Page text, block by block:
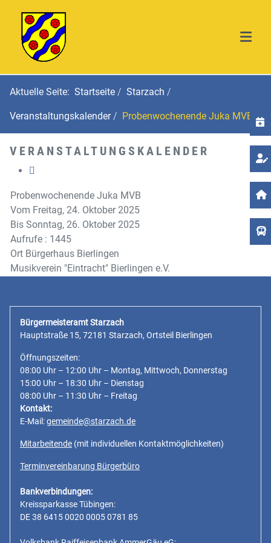
Aktuelle Seite: Startseite Starzach
Veranstaltungskalender Probenwochenende Juka MVB
VERANSTALTUNGSKALENDER
Probenwochenende Juka MVB
Vom Freitag, 24. Oktober 2025
Bis Sonntag, 26. Oktober 2025
Aufrufe : 1445
Ort Bürgerhaus Bierlingen
Musikverein "Eintracht" Bierlingen e.V.
Bürgermeisteramt Starzach
Hauptstraße 15, 72181 Starzach, Ortsteil Bierlingen
Öffnungszeiten:
08:00 Uhr – 12:00 Uhr – Montag, Mittwoch, Donnerstag
15:00 Uhr – 18:30 Uhr – Dienstag
08:00 Uhr – 11:30 Uhr – Freitag
Kontakt:
E-Mail:gemeinde@starzach.de
Mitarbeitende (mit individuellen Kontaktmöglichkeiten)
Terminvereinbarung Bürgerbüro
Bankverbindungen:
Kreissparkasse Tübingen:
DE 38 6415 0020 0005 0781 85